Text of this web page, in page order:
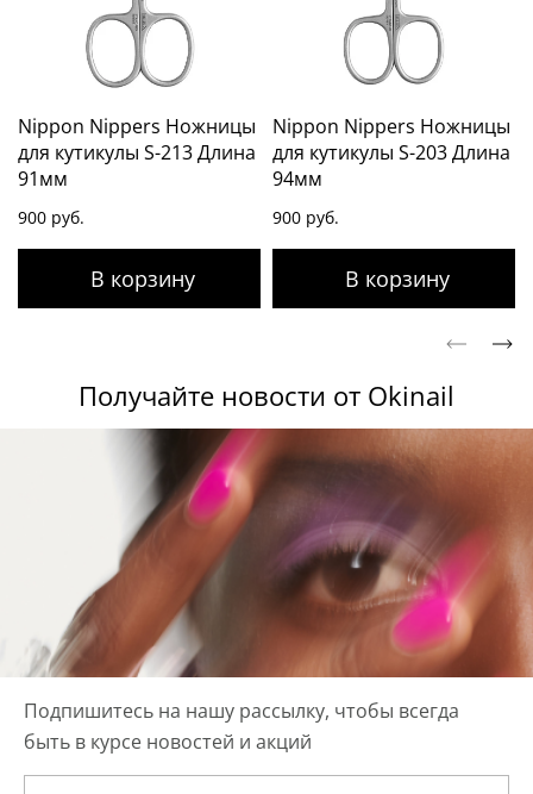
Nippon Nippers Ножницы
для кутикулы S-213 Длина
91мм
900 руб.
Nippon Nippers Ножницы
для кутикулы S-203 Длина
94мм
900 руб.
Получайте новости от Okinail
Подпишитесь на нашу рассылку, чтобы всегда
быть в курсе новостей и акций